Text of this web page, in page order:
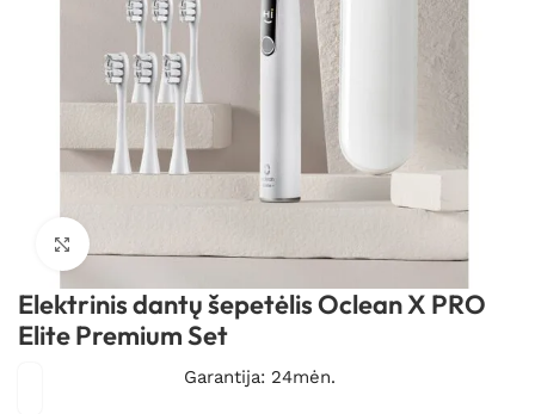
Spustelėkite, kad padidintumėte
Elektrinis dantų šepetėlis Oclean X PRO
Elite Premium Set
Garantija: 24mėn.